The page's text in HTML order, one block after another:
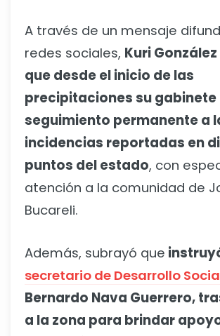
A través de un mensaje
redes sociales, Kuri
que desde el inicio de las
precipitaciones su gabinete
seguimiento permanente a
incidencias reportadas en
puntos del estado, con
atención a la comunidad de
Bucareli.
Además, subrayó que
secretario de Desarrollo
Bernardo Nava Guerrero,
a la zona para brindar